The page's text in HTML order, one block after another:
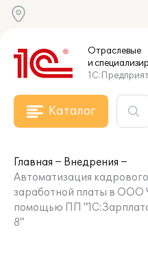
Отраслевые
и
Каталог
Главная
Внедрения
Автоматизация
заработной платы в
помощью ПП
8"